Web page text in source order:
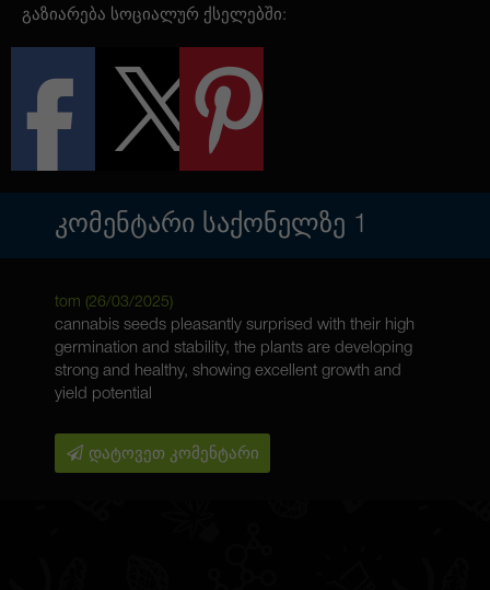
სელექციონერების შრომისმოყვარეობის
წყალობით მის შესაქმნელად, მათ გამოიყენეს
ორიგინალური Blueberry-ის უძლიერესი
წარმომადგენლები, რომლებიც შემდეგ შეჯვარეს
ჩრდილოეთის შუქის უმაღლესი ხარისხის
წარმომადგენლებთან. ახალი შტამი
საგულდაგულოდ დაიხვეწა და სტაბილიზირებული
იყო Lowryder-ის მცენარეებთან შეჯვარებამდე
გაზიარება სოციალურ ქსელებში:
ᲙᲝᲛᲔᲜᲢᲐᲠᲘ ᲡᲐᲥᲝᲜᲔᲚᲖᲔ 1
tom (26/03/2025)
cannabis seeds pleasantly surprised with their high
germination and stability, the plants are developing
strong and healthy, showing excellent growth and
yield potential
დატოვეთ კომენტარი